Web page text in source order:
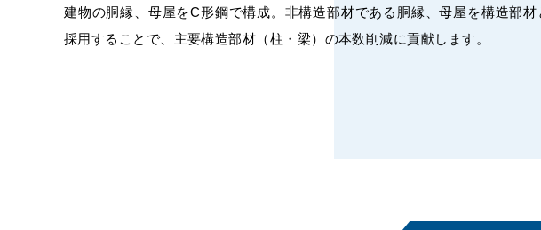
建物の胴縁、母屋をC形鋼で構成。非構造部材である胴縁、母屋を構造部材
採用することで、主要構造部材（柱・梁）の本数削減に貢献します。